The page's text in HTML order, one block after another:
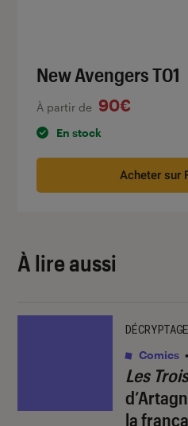
New Avengers T01
À partir de 90€
En stock
Acheter sur
À lire aussi
Les
la
DÉCRYPTAGE
Comics •